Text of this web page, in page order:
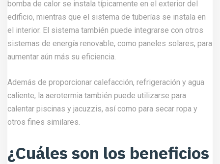
bomba de calor se instala típicamente en el exterior del
edificio, mientras que el sistema de tuberías se instala en
el interior. El sistema también puede integrarse con otros
sistemas de energía renovable, como paneles solares, para
aumentar aún más su eficiencia.
Además de proporcionar calefacción, refrigeración y agua
caliente, la aerotermia también puede utilizarse para
calentar piscinas y jacuzzis, así como para secar ropa y
otros fines similares.
¿Cuáles son los beneficios